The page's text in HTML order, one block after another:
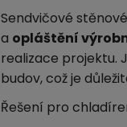
Sendvičové
a opláštění
realizace projektu.
budov, což je
Řešení pro